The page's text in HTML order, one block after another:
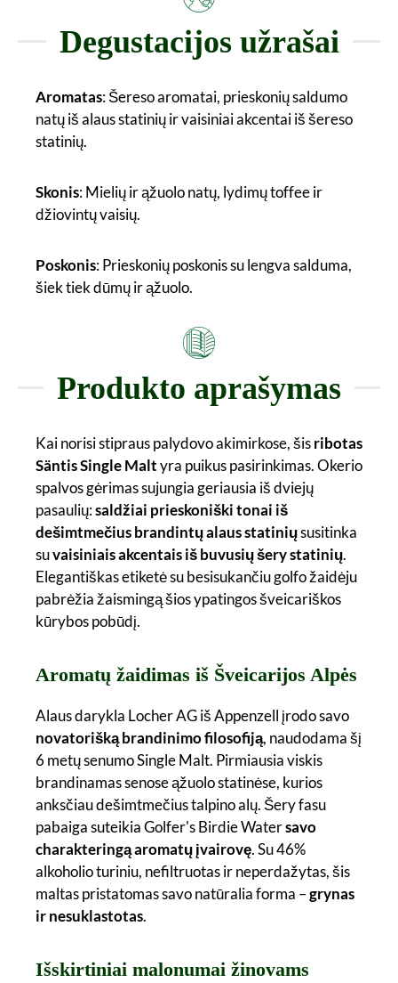
Degustacijos užrašai
Aromatas: Šereso aromatai, prieskonių saldumo
natų iš alaus statinių ir vaisiniai akcentai iš šereso
statinių.
Skonis: Mielių ir ąžuolo natų, lydimų toffee ir
džiovintų vaisių.
Poskonis: Prieskonių poskonis su lengva salduma,
šiek tiek dūmų ir ąžuolo.
Produkto aprašymas
Kai norisi stipraus palydovo akimirkose, šisribotas
Säntis Single Maltyra puikus pasirinkimas. Okerio
spalvos gėrimas sujungia geriausia iš dviejų
pasaulių:saldžiai prieskoniški tonai iš
dešimtmečius brandintų alaus statiniųsusitinka
suvaisiniais akcentais iš buvusių šery statinių.
Elegantiškas etiketė su besisukančiu golfo žaidėju
pabrėžia žaismingą šios ypatingos šveicariškos
kūrybos pobūdį.
Aromatų žaidimas iš Šveicarijos Alpės
Alaus darykla Locher AG iš Appenzell įrodo savo
novatorišką brandinimo filosofiją, naudodama šį
6 metų senumo Single Malt. Pirmiausia viskis
brandinamas senose ąžuolo statinėse, kurios
anksčiau dešimtmečius talpino alų. Šery fasu
pabaiga suteikia Golfer's Birdie Watersavo
charakteringą aromatų įvairovę. Su 46%
alkoholio turiniu, nefiltruotas ir neperdažytas, šis
maltas pristatomas savo natūralia forma –grynas
ir nesuklastotas.
Išskirtiniai malonumai žinovams